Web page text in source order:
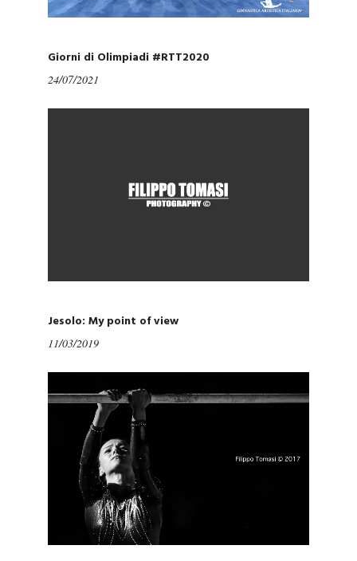
Giorni di Olimpiadi #RTT2020
24/07/2021
Jesolo: My point of view
11/03/2019